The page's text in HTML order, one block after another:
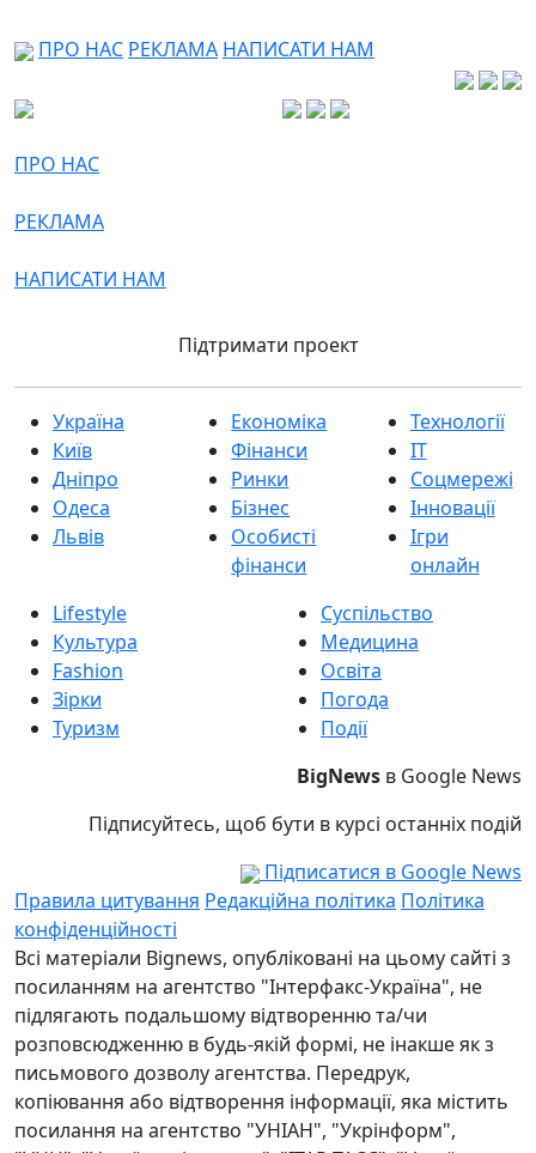
ПРО НАС РЕКЛАМА НАПИСАТИ НАМ
ПРО НАС
РЕКЛАМА
НАПИСАТИ НАМ
Підтримати проект
Україна
Київ
Дніпро
Одеса
Львів
Економіка
Фінанси
Ринки
Бізнес
Особисті
фінанси
Технології
IT
Соцмережі
Інновації
Ігри
онлайн
Lifestyle
Культура
Fashion
Зірки
Туризм
Суспільство
Медицина
Освіта
Погода
Події
BigNews в Google News
Підписуйтесь, щоб бути в курсі останніх подій
Підписатися в Google News
Правила цитування Редакційна політика Політика
конфіденційності
Всі матеріали Bignews, опубліковані на цьому сайті з
посиланням на агентство "Інтерфакс-Україна", не
підлягають подальшому відтворенню та/чи
розповсюдженню в будь-якій формі, не інакше як з
письмового дозволу агентства. Передрук,
копіювання або відтворення інформації, яка містить
посилання на агентство "УНІАН", "Укрінформ",